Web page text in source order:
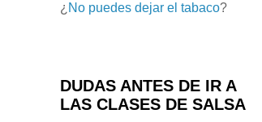
¿ No puedes dejar el tabaco?
DUDAS ANTES DE IR A
LAS CLASES DE SALSA